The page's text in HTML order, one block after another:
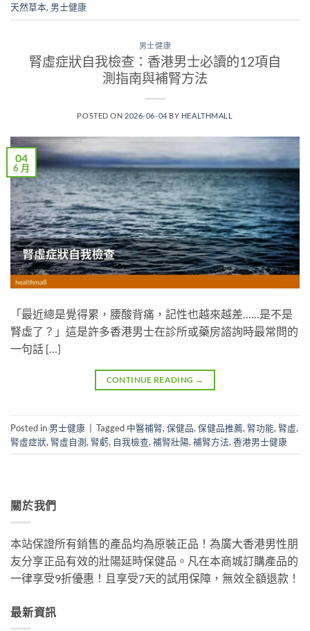
天然草本, 男士健康
男士健康
腎虛症狀自我檢查：香港男士必讀的12項自
測指南與補腎方法
POSTED ON 2026-06-04 BY HEALTHMALL
04
6 月
「最近總是覺得累，腰酸背痛，記性也越來越差……是不是
腎虛了？」這是許多香港男士在診所或藥房諮詢時最常問的
一句話 […]
CONTINUE READING →
Posted in 男士健康 | Tagged 中醫補腎, 保健品, 保健品推薦, 腎功能, 腎虛,
腎虛症狀, 腎虛自測, 腎虧, 自我檢查, 補腎壯陽, 補腎方法, 香港男士健康
關於我們
本站保證所有銷售的產品均為原裝正品！為廣大香港男性朋
友分享正品有效的壯陽延時保健品。凡在本商城訂購產品的
一律享受9折優惠！且享受7天的試用保障，無效全額退款！
最新資訊